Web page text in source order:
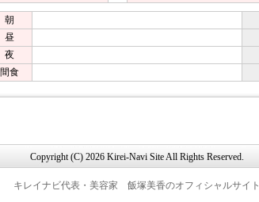
朝
昼
夜
間食
Copyright (C) 2026 Kirei-Navi Site All Rights Reserved.
キレイナビ代表・美容家 飯塚美香のオフィシャルサイト